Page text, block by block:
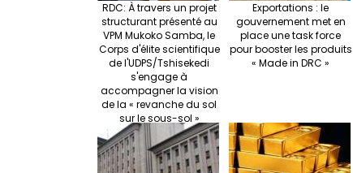
RDC: À travers un projet
structurant présenté au
VPM Mukoko Samba, le
Corps d'élite scientifique
de l'UDPS/Tshisekedi
s'engage à
accompagner la vision
de la « revanche du sol
sur le sous-sol »
Exportations : le
gouvernement met en
place une task force
pour booster les produits
« Made in DRC »